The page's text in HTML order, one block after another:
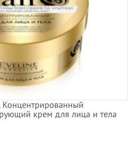
Концентрированный
крем для лица и тела